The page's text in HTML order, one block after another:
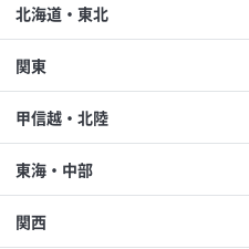
北海道・東北
関東
甲信越・北陸
東海・中部
関西